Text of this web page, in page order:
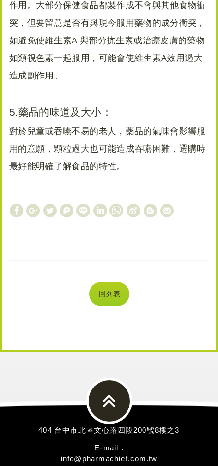
作用。大部分保健食品都製作成不會與其他食物衝
突，但要留意是否有與現今服用藥物的成分衝突，
如避免使維生素A 與部分抗生素或治療皮膚的藥物
如類視色素一起服用，可能會使維生素A效用過大
造成副作用。
5.藥品的味道及大小：
對於兒童或吞嚥不易的老人，藥品的氣味會影響服
用的意願，顆粒過大也可能造成吞嚥困難，選購時
最好能明確了解食品的特性。
回列表
404 台中市北區文心路四段200號8樓之3
E-mail :
info@pharmachief.com.tw